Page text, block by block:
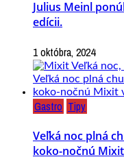
Julius Meinl
edícii.
1 októbra, 2024
Gastro Tipy
Veľká noc plná
koko-nočnú